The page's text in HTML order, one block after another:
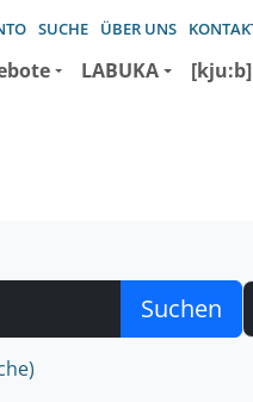
SUCHE ÜBER UNS
LABUKA [kju:b]